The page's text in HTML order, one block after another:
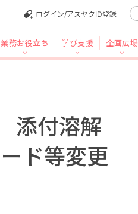
ログイン/アスヤクID登録
業務お役立ち 学び支援 企画広場
添付溶解
ド等変更